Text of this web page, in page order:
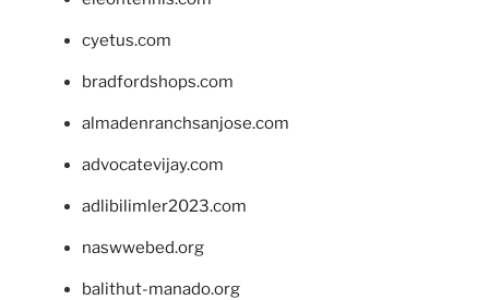
cyetus.com
bradfordshops.com
almadenranchsanjose.com
advocatevijay.com
adlibilimler2023.com
naswwebed.org
balithut-manado.org